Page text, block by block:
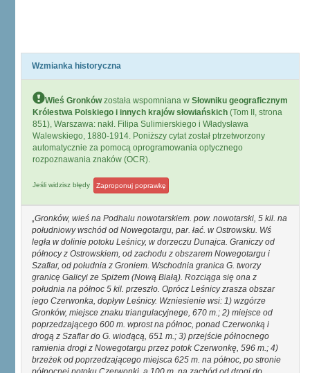
Wzmianka historyczna
Wieś Gronkówzostała wspomniana w Słowniku geograficznym
Królestwa Polskiego i innych krajów słowiańskich (Tom II, strona
851), Warszawa: nakł. Filipa Sulimierskiego i Władysława
Walewskiego, 1880-1914. Poniższy cytat został ptrzetworzony
automatycznie za pomocą oprogramowania optycznego
rozpoznawania znaków (OCR).
Jeśli widzisz błędy Zaproponuj poprawkę
Gronków, wieś na Podhalu nowotarskiem. pow. nowotarski, 5 kil. na
południowy wschód od Nowegotargu, par. łać. w Ostrowsku. Wś
legła w dolinie potoku Leśnicy, w dorzeczu Dunajca. Graniczy od
północy z Ostrowskiem, od zachodu z obszarem Nowegotargu i
Szaflar, od południa z Groniem. Wschodnia granica G. tworzy
granicę Galicyi ze Spiżem (Nową Białą). Rozciąga się ona z
południa na północ 5 kil. przeszło. Oprócz Leśnicy zrasza obszar
jego Czerwonka, dopływ Leśnicy. Wzniesienie wsi: 1) wzgórze
Gronków, miejsce znaku triangulacyjnege, 670 m.; 2) miejsce od
poprzedzającego 600 m. wprost na północ, ponad Czerwonką i
drogą z Szaflar do G. wiodącą, 651 m.; 3) przejście północnego
ramienia drogi z Nowegotargu przez potok Czerwonkę, 596 m.; 4)
brzeżek od poprzedzającego miejsca 625 m. na północ, po stronie